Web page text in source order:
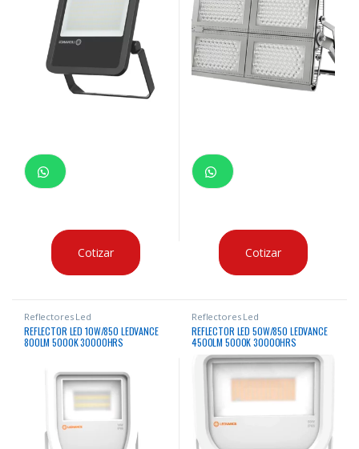
Cotizar Cotizar
Reflectores Led
REFLECTOR LED 10W/850 LEDVANCE
800LM 5000K 30000HRS
Reflectores Led
REFLECTOR LED 50W/850 LEDVANCE
4500LM 5000K 30000HRS
RECTANGULAR BLANCO